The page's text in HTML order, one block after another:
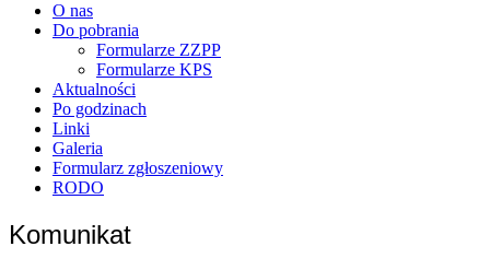
O nas
Do pobrania
Formularze ZZPP
Formularze KPS
Aktualności
Po godzinach
Linki
Galeria
Formularz zgłoszeniowy
RODO
Komunikat